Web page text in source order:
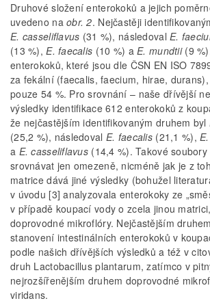
Druhové složení enterokoků a jejich
uvedeno naobr. 2. Nejčastěji
E. casseliflavus (31 %), následovalE.
(13 %),E. faecalis (10 %) aE. mundtii(9
enterokoků, které jsou dle ČSN EN ISO
za fekální (faecalis, faecium, hirae,
pouze 54 %. Pro srovnání – naše dřívější
výsledky identifikace 612 enterokoků z
že nejčastějším identifikovaným druhem byl
(25,2 %), následoval E. faecalis(21,1 %),
a E. casseliflavus (14,4 %). Takové
srovnávat jen omezeně, nicméně jak je z
matrice dává jiné výsledky (bohužel
v úvodu [3] analyzovala enterokoky ze
v případě koupací vody o zcela jinou
doprovodné mikroflóry. Nejčastějším
stanovení intestinálních enterokoků v
podle našich dřívějších výsledků a též v
druh Lactobacillus plantarum, zatímco v
nejrozšířenějším druhem doprovodné
viridans.